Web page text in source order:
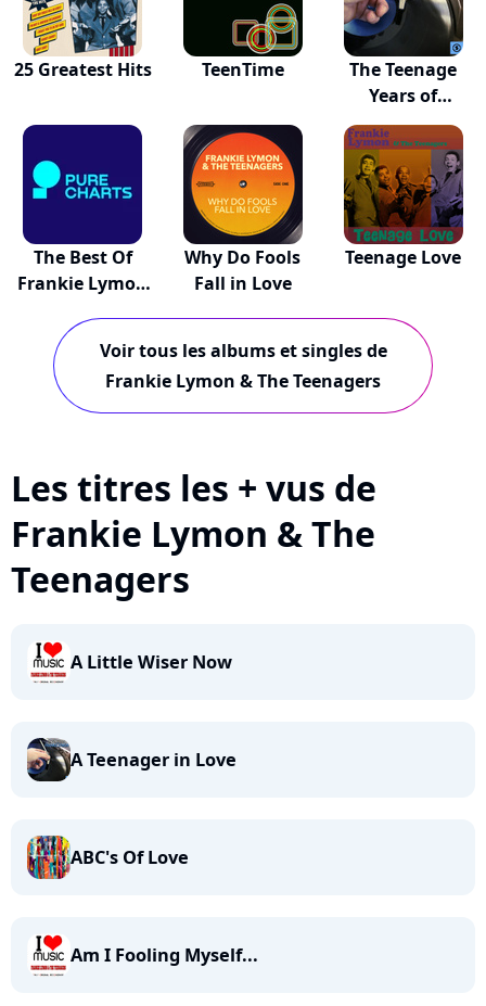
25 Greatest Hits TeenTime
The Teenage
Years of
Frankie...
The Best Of
Frankie Lymon
Why Do Fools
Fall in Love
Teenage Love
Voir tous les albums et singles de
Frankie Lymon & The Teenagers
Les titres les + vus de
Frankie Lymon & The
Teenagers
A Little Wiser Now
A Teenager in Love
ABC's Of Love
Am I Fooling Myself...